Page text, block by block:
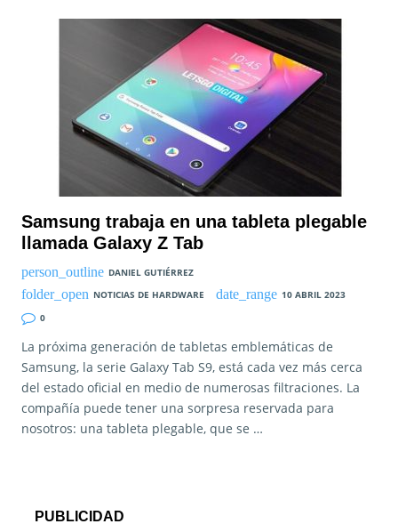
Samsung trabaja en una tableta plegable
llamada Galaxy Z Tab
DANIEL GUTIÉRREZ
NOTICIAS DE HARDWARE
10 ABRIL 2023
0
La próxima generación de tabletas emblemáticas de
Samsung, la serie Galaxy Tab S9, está cada vez más cerca
del estado oficial en medio de numerosas filtraciones. La
compañía puede tener una sorpresa reservada para
nosotros: una tableta plegable, que se …
PUBLICIDAD